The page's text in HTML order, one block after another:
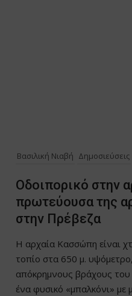
Βασιλική Νιαβή Δημοσιεύσεις
Οδοιπορικό στην
πρωτεύουσα της
στην Πρέβεζα
Η αρχαία Κασσώπη είναι
τοπίο στα 650 μ.
απόκρημνους βράχους
ένα φυσικό «μπαλκόνι» με